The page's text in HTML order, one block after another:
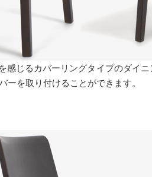
感じるカバーリングタイプのダイ
を取り付けることができます。